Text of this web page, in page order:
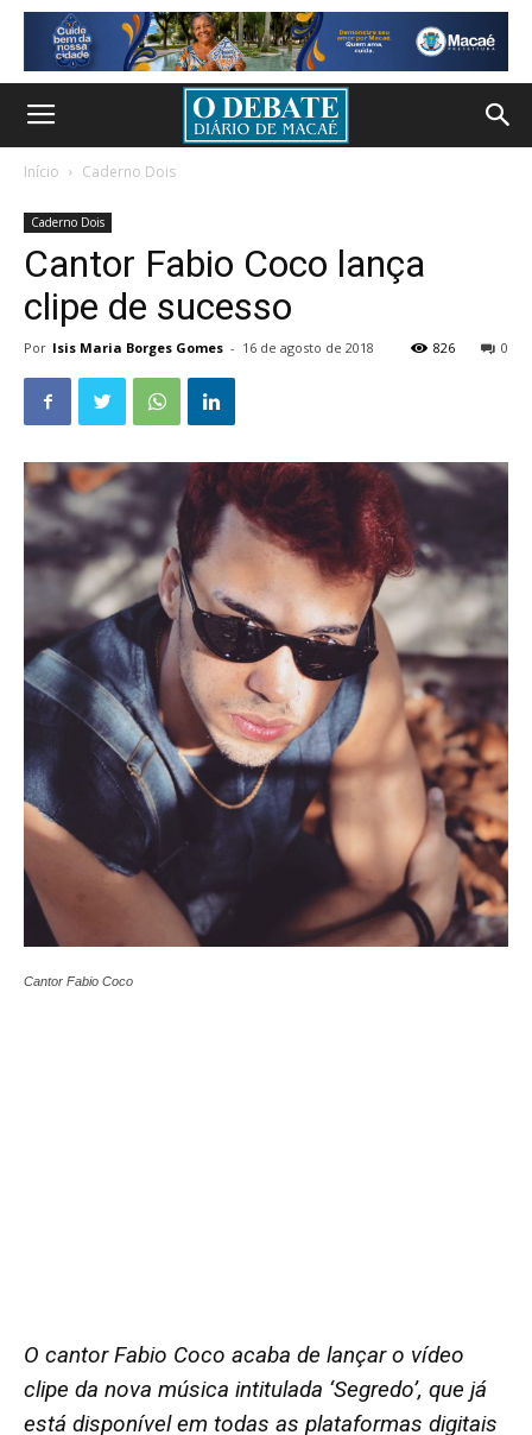
Início Caderno Dois
Caderno Dois
Cantor Fabio Coco lança
clipe de sucesso
Por Isis Maria Borges Gomes - 16 de agosto de 2018 0
826
Cantor Fabio Coco
O cantor Fabio Coco acaba de lançar o vídeo
clipe da nova música intitulada ‘Segredo’, que já
está disponível em todas as plataformas digitais